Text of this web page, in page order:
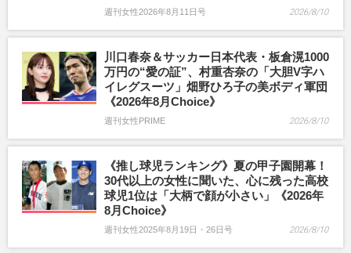
週刊女性2026年8月11日号 2026/8/10
川口春奈＆サッカー日本代表・板倉滉1000
万円の“愛の証”、村重杏奈の「大胆V字ハ
イレグスーツ」畑野ひろ子の美ボディ軍団
《2026年8月Choice》
週刊女性PRIME 2026/8/10
《推し球児ランキング》夏の甲子園開幕！
30代以上の女性に聞いた、心に残った高校
球児1位は「大柄で顔が小さい」《2026年
8月Choice》
週刊女性2025年8月19日・26日号 2026/8/10